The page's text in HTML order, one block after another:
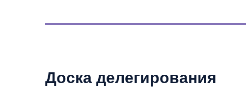
Доска делегирования